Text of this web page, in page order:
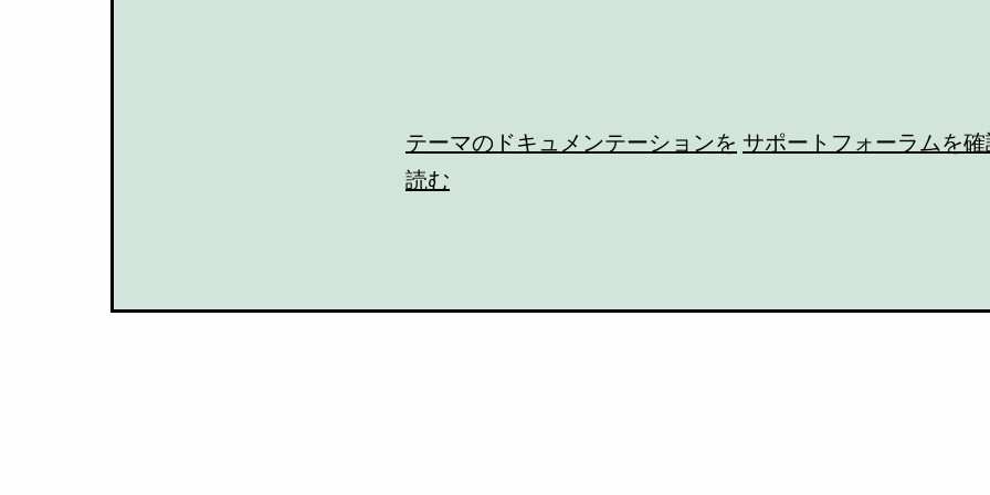
テーマのドキュメンテーションを
読む
サポートフォーラムを